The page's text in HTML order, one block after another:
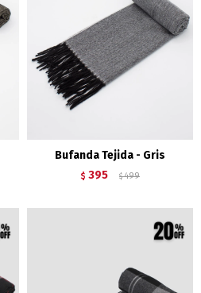
Bufanda Tejida - Gris
$ 395 $ 499